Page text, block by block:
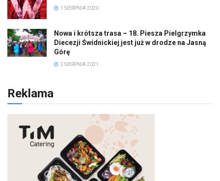
1 SIERPNIA 2020
Nowa i krótsza trasa – 18. Piesza Pielgrzymka
Diecezji Świdnickiej jest już w drodze na Jasną
Górę
2 SIERPNIA 2021
Reklama